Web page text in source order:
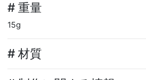
# 重量
15g
# 材質